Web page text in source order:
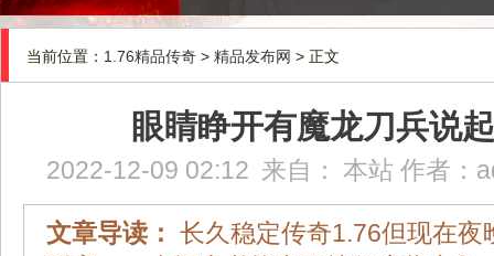
当前位置： 1.76精品传奇 > 精品发布网 > 正文
眼睛睁开有魔龙刀兵说
2022-12-09 02:12 来自： 本站 作者：
文章导读： 长久稳定传奇1.76但现在夜